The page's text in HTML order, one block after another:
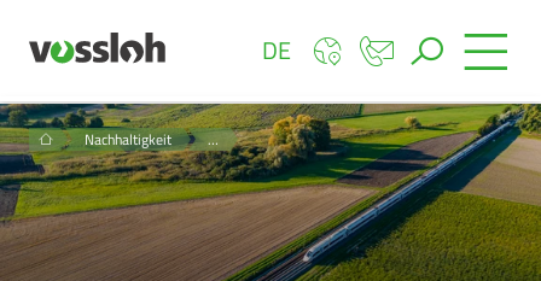
DE
Nachhaltigkeit …